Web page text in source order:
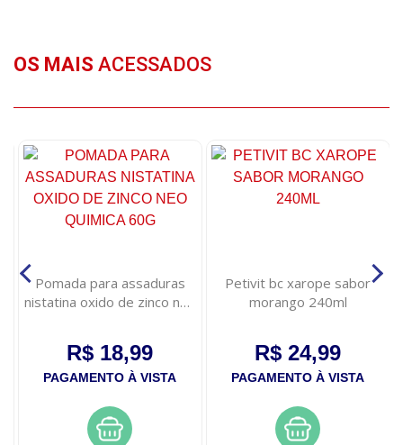
OS MAIS ACESSADOS
Pomada para assaduras
nistatina oxido de zinco neo
R$ 18,99
PAGAMENTO À VISTA
Petivit bc xarope sabor
morango 240ml
R$ 24,99
PAGAMENTO À VISTA